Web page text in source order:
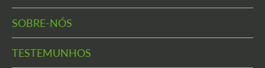
SOBRE-NÓS
TESTEMUNHOS